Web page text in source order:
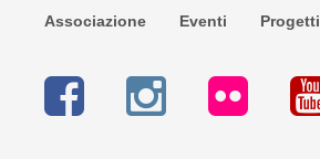
Associazione Eventi Progetti